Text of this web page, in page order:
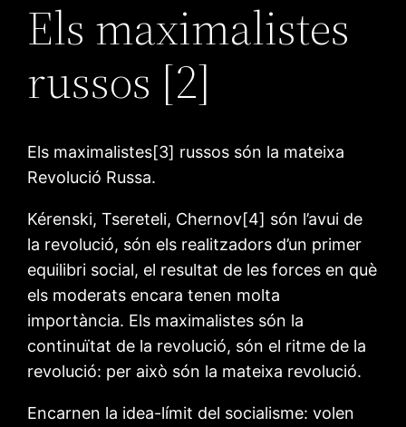
Els maximalistes
russos [2]
Els maximalistes[3] russos són la mateixa
Revolució Russa.
Kérenski, Tsereteli, Chernov[4] són l’avui de
la revolució, són els realitzadors d’un primer
equilibri social, el resultat de les forces en què
els moderats encara tenen molta
importància. Els maximalistes són la
continuïtat de la revolució, són el ritme de la
revolució: per això són la mateixa revolució.
Encarnen la idea-límit del socialisme: volen